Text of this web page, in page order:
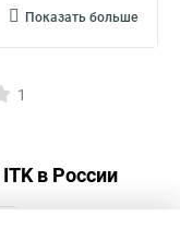
Показать больше
1
ITKв России